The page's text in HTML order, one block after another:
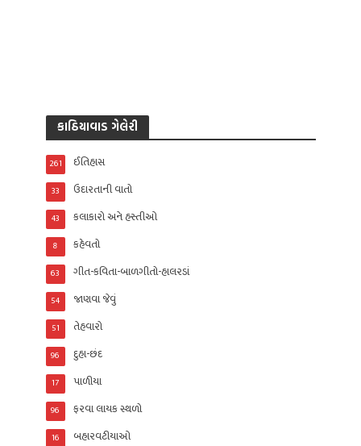
કાઠિયાવાડ ગેલેરી
ઈતિહાસ
261
ઉદારતાની વાતો
33
કલાકારો અને હસ્તીઓ
43
કહેવતો
8
ગીત-કવિતા-બાળગીતો-હાલરડાં
63
જાણવા જેવું
54
તેહવારો
51
દુહા-છંદ
96
પાળીયા
17
ફરવા લાયક સ્થળો
96
બહારવટીયાઓ
16